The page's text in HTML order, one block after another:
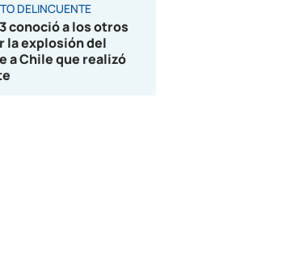
DELINCUENTE
conoció a los otros
la explosión del
a Chile que realizó